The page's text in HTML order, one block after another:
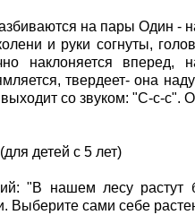
на пары Один -
и руки согнуты,
наклоняется вперед,
твердеет- она
выходит со звуком: "С-с-с".
(для детей с 5 лет)
"В нашем лесу растут
Выберите сами себе